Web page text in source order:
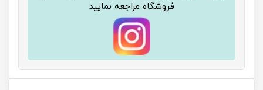
فروشگاه مراجعه نمایید